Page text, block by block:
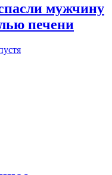
мужчину
печени